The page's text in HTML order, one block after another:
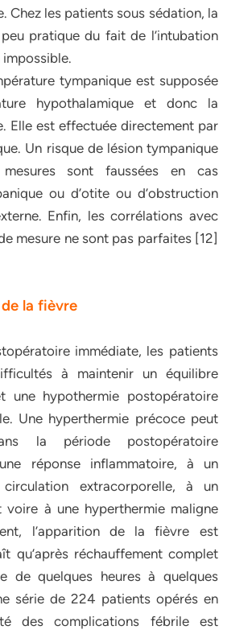
Chez les patients sous sédation, la
pratique du fait de l’intubation
tympanique est supposée
hypothalamique et donc la
Elle est effectuée directement par
Un risque de lésion tympanique
sont faussées en cas
ou d’otite ou d’obstruction
Enfin, les corrélations avec
mesure ne sont pas parfaites [12]
la fièvre
immédiate, les patients
à maintenir un équilibre
une hypothermie postopératoire
Une hyperthermie précoce peut
la période postopératoire
réponse inflammatoire, à un
extracorporelle, à un
à une hyperthermie maligne
l’apparition de la fièvre est
qu’après réchauffement complet
de quelques heures à quelques
série de 224 patients opérés en
des complications fébrile est